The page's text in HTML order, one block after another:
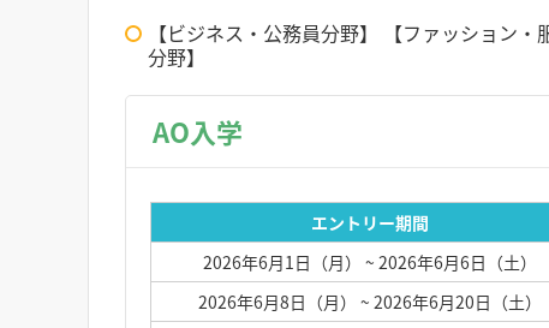
【ビジネス・公務員分野】 【ファッション
分野】
エントリー期間
2026年6月1日（月） ~ 2026年6月6日（土）
2026年6月8日（月） ~ 2026年6月20日（土）